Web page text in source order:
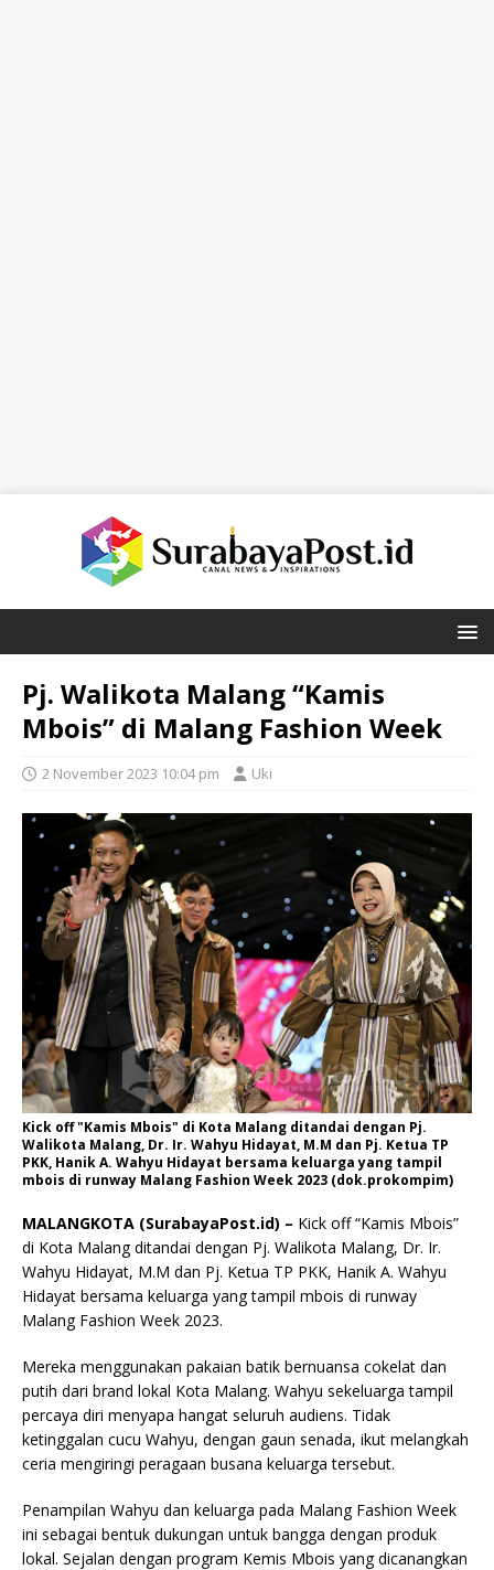
Pj. Walikota Malang “Kamis
Mbois” di Malang Fashion Week
2 November 2023 10:04 pm Uki
Kick off "Kamis Mbois" di Kota Malang ditandai dengan Pj.
Walikota Malang, Dr. Ir. Wahyu Hidayat, M.M dan Pj. Ketua TP
PKK, Hanik A. Wahyu Hidayat bersama keluarga yang tampil
mbois di runway Malang Fashion Week 2023 (dok.prokompim)
MALANGKOTA (SurabayaPost.id) – Kick off “Kamis Mbois”
di Kota Malang ditandai dengan Pj. Walikota Malang, Dr. Ir.
Wahyu Hidayat, M.M dan Pj. Ketua TP PKK, Hanik A. Wahyu
Hidayat bersama keluarga yang tampil mbois di runway
Malang Fashion Week 2023.
Mereka menggunakan pakaian batik bernuansa cokelat dan
putih dari brand lokal Kota Malang. Wahyu sekeluarga tampil
percaya diri menyapa hangat seluruh audiens. Tidak
ketinggalan cucu Wahyu, dengan gaun senada, ikut melangkah
ceria mengiringi peragaan busana keluarga tersebut.
Penampilan Wahyu dan keluarga pada Malang Fashion Week
ini sebagai bentuk dukungan untuk bangga dengan produk
lokal. Sejalan dengan program Kemis Mbois yang dicanangkan